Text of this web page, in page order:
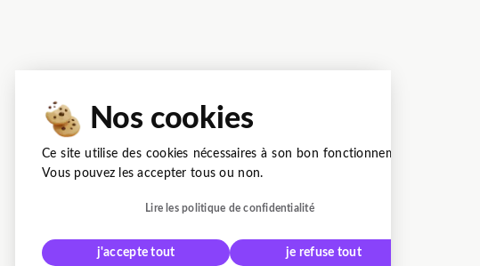
Nos cookies
Ce site utilise des cookies nécessaires à son bon fonctionnement.
Vous pouvez les accepter tous ou non.
Lire les politique de confidentialité
j'accepte tout je refuse tout